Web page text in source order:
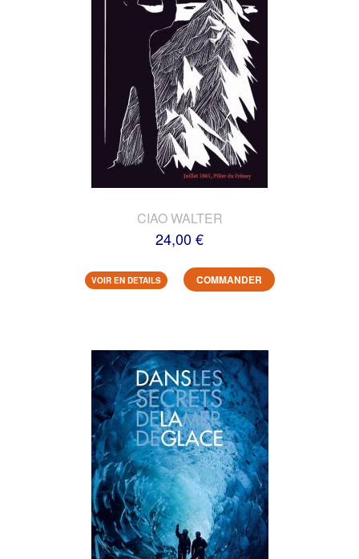
CIAO WALTER
24,00 €
VOIR EN DETAILS COMMANDER